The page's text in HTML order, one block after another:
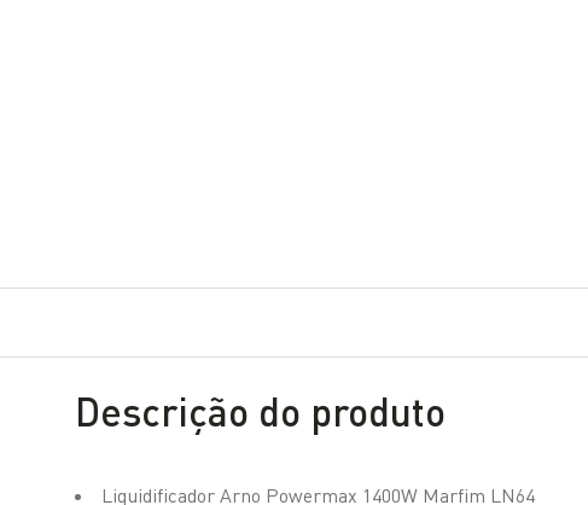
Descrição do produto
Liquidificador Arno Powermax 1400W Marfim LN64